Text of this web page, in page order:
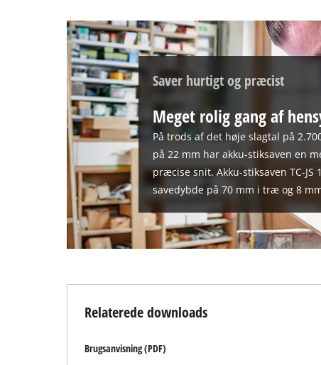
Saver hurtigt og præcist
Meget rolig gang af
På trods af det høje slagtal på
på 22 mm har akku-stiksaven en
præcise snit. Akku-stiksaven TC-JS
savedybde på 70 mm i træ og 8
Relaterede downloads
Brugsanvisning (PDF)